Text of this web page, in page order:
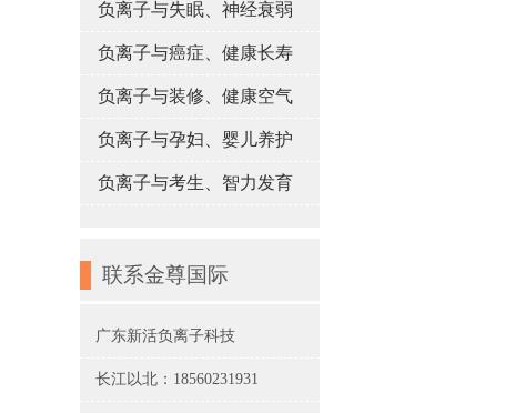
负离子与失眠、神经衰弱
负离子与癌症、健康长寿
负离子与装修、健康空气
负离子与孕妇、婴儿养护
负离子与考生、智力发育
联系金尊国际
广东新活负离子科技
长江以北：18560231931